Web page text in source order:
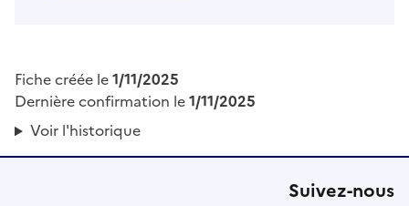
Fiche créée le1/11/2025
Dernière confirmation le1/11/2025
Voir l'historique
Suivez-nous